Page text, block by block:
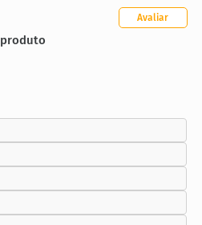
Avaliar